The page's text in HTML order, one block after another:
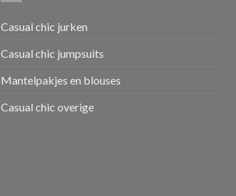
Casual chic jurken
Casual chic jumpsuits
Mantelpakjes en blouses
Casual chic overige